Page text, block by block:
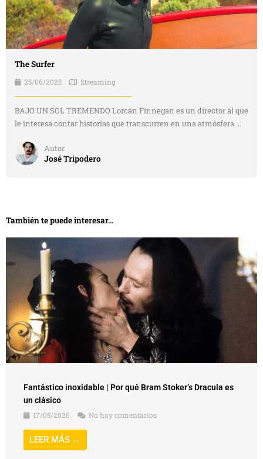
The Surfer
25/06/2025 Streaming
BAJO UN SOL TREMENDO Lorcan Finnegan es un director al que
le interesa contar historias que transcurren en una atmósfera ...
Autor
José Tripodero
También te puede interesar...
Fantástico inoxidable | Por qué Bram Stoker’s Dracula es
un clásico
17/05/2026
No hay comentarios
LEER MÁS →